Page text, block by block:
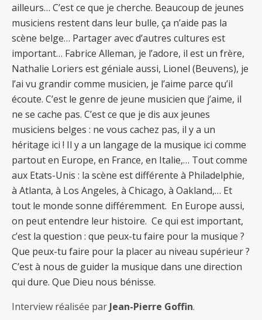
ailleurs… C’est ce que je cherche. Beaucoup de jeunes
musiciens restent dans leur bulle, ça n’aide pas la
scène belge… Partager avec d’autres cultures est
important… Fabrice Alleman, je l’adore, il est un frère,
Nathalie Loriers est géniale aussi, Lionel (Beuvens), je
l’ai vu grandir comme musicien, je l’aime parce qu’il
écoute. C’est le genre de jeune musicien que j’aime, il
ne se cache pas. C’est ce que je dis aux jeunes
musiciens belges : ne vous cachez pas, il y a un
héritage ici ! Il y a un langage de la musique ici comme
partout en Europe, en France, en Italie,… Tout comme
aux Etats-Unis : la scène est différente à Philadelphie,
à Atlanta, à Los Angeles, à Chicago, à Oakland,… Et
tout le monde sonne différemment. En Europe aussi,
on peut entendre leur histoire. Ce qui est important,
c’est la question : que peux-tu faire pour la musique ?
Que peux-tu faire pour la placer au niveau supérieur ?
C’est à nous de guider la musique dans une direction
qui dure. Que Dieu nous bénisse.
Interview réalisée par Jean-Pierre Goffin.